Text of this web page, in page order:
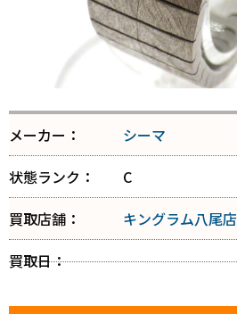
メーカー：
シーマ
状態ランク：
C
買取店舗：
キングラム八尾店
買取日：